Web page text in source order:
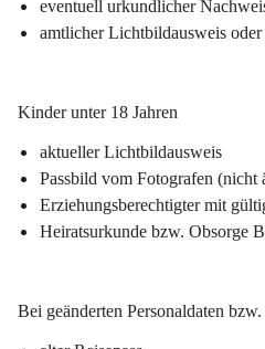
eventuell urkundlicher
amtlicher Lichtbildausweis oder
Kinder unter 18 Jahren
aktueller Lichtbildausweis
Passbild vom Fotografen (nicht
Erziehungsberechtigter mit
Heiratsurkunde bzw. Obsorge
Bei geänderten Personaldaten